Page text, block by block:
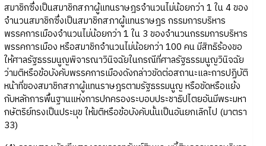
สมาชิกซึ่งเป็นสมาชิกสภาผู้แทนราษฎรจำนวนไม่น้อยกว่า 1 ใน 4 ของ
จำนวนสมาชิกซึ่งเป็นสมาชิกสภาผู้แทนราษฎร กรรมการบริหาร
พรรคการเมืองจำนวนไม่น้อยกว่า 1 ใน 3 ของจำนวนกรรมการบริหาร
พรรคการเมือง หรือสมาชิกจำนวนไม่น้อยกว่า 100 คน มีสิทธิร้องขอ
ให้ศาลรัฐธรรมนูญพิจารณาวินิจฉัยในกรณีที่ศาลรัฐธรรมนูญวินิจฉัย
ว่ามติหรือข้อบังคับพรรคการเมืองดังกล่าวขัดต่อสถานะและการปฏิบัติ
หน้าที่ของสมาชิกสภาผู้แทนราษฎรตามรัฐธรรมนูญ หรือขัดหรือแย้ง
กับหลักการพื้นฐานแห่งการปกครองระบอบประชาธิปไตยอันมีพระมหา
กษัตริย์ทรงเป็นประมุข ให้มติหรือข้อบังคับนั้นเป็นอันยกเลิกไป (มาตรา
33)